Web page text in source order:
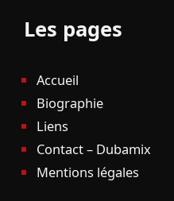
Les pages
Accueil
Biographie
Liens
Contact – Dubamix
Mentions légales